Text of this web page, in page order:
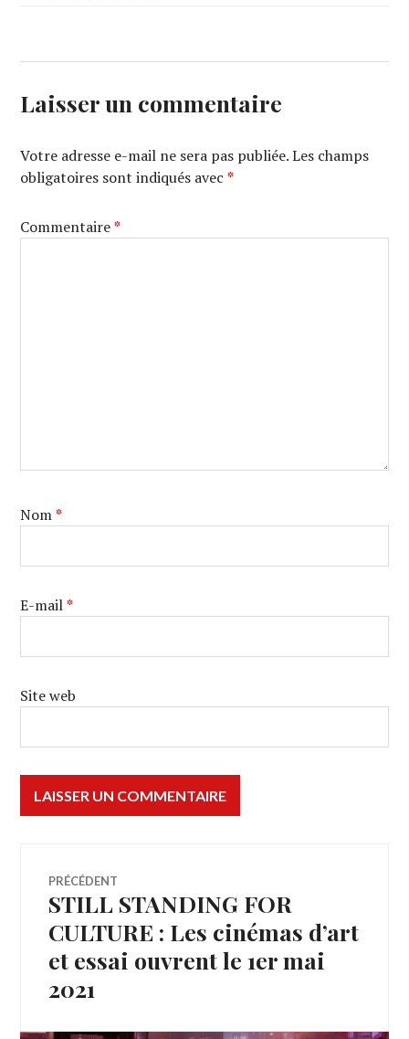
Laisser un commentaire
Votre adresse e-mail ne sera pas publiée. Les champs
obligatoires sont indiqués avec*
Commentaire*
Nom*
E-mail*
Site web
Navigation
de
l’article
PRÉCÉDENT
Article
précédent :
STILL STANDING FOR
CULTURE : Les cinémas d’art
et essai ouvrent le 1er mai
2021